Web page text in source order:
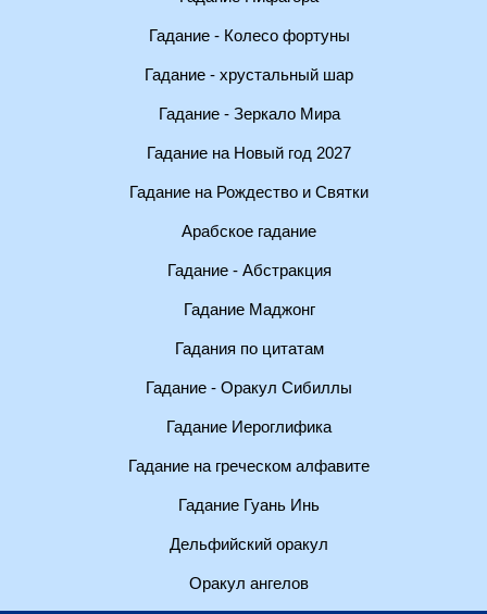
Гадание - Колесо фортуны
Гадание - хрустальный шар
Гадание - Зеркало Мира
Гадание на Новый год 2027
Гадание на Рождество и Святки
Арабское гадание
Гадание - Абстракция
Гадание Маджонг
Гадания по цитатам
Гадание - Оракул Сибиллы
Гадание Иероглифика
Гадание на греческом алфавите
Гадание Гуань Инь
Дельфийский оракул
Оракул ангелов